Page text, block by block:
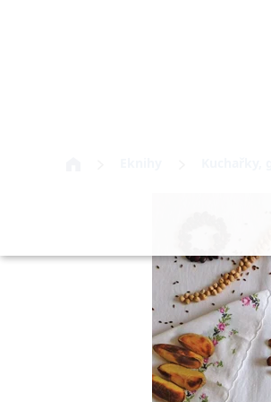
Nezbytně nutné soubory cookie
Provider /